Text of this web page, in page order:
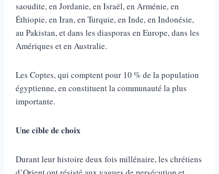
saoudite, en Jordanie, en Israël, en Arménie, en
Éthiopie, en Iran, en Turquie, en Inde, en Indonésie,
au Pakistan, et dans les diasporas en Europe, dans les
Amériques et en Australie.
Les Coptes, qui comptent pour 10 % de la population
égyptienne, en constituent la communauté la plus
importante.
Une cible de choix
Durant leur histoire deux fois millénaire, les chrétiens